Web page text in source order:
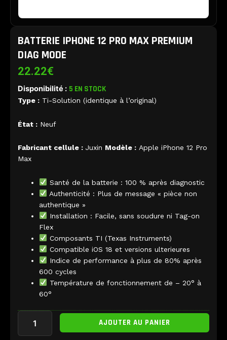
BATTERIE IPHONE 12 PRO MAX PREMIUM
DIAG MODE
22.22€
Disponibilité : 5 EN STOCK
Type : Ti-Solution (identique à l’original)
État : Neuf
Fabricant cellule : Juxin Modèle : Apple iPhone 12 Pro
Max
Santé de la batterie : 100 % après diagnostic
Authenticité : Plus de message « pièce non
authentique »
Installation : Facile, sans soudure ni Tag-on
Flex
Composants TI (Texas Instruments)
Compatible iOS 18 et versions ulterieures
Indice de performance à plus de 80% après
600 cycles
Température de fonctionnement de – 20° à
60°
quantité
Batterie
AJOUTER AU PANIER